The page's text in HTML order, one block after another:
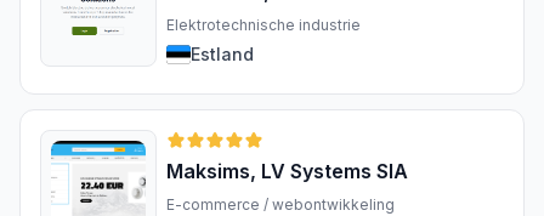
Elektrotechnische industrie
Estland
Maksims, LV Systems SIA
E-commerce / webontwikkeling